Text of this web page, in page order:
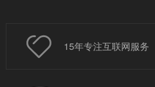
15年专注互联网服务